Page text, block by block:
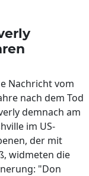
Nachricht vom
nach dem Tod
demnach am
im US-
der mit
widmeten die
"Don